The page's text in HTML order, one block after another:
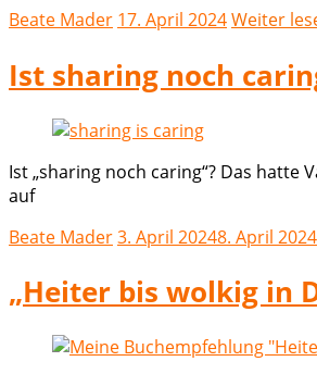
Beate Mader 17. April 2024Weiter
Ist sharing noch
Ist „sharing noch caring“? Das hatte
auf
Beate Mader3. April 20248. April 2024
„Heiter bis wolkig in